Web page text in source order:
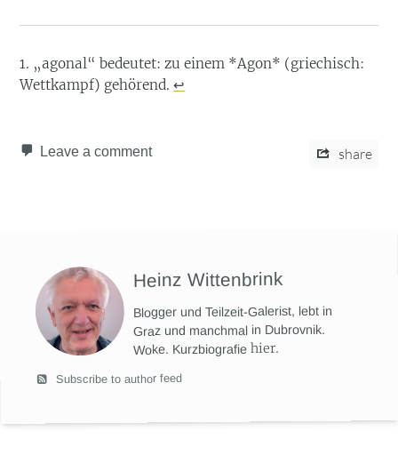
„agonal“ bedeutet: zu einem *Agon* (griechisch:
Wettkampf) gehörend.↩︎
Leave a comment share
Heinz Wittenbrink
Blogger und Teilzeit-Galerist, lebt in
Graz und manchmal in Dubrovnik.
Woke. Kurzbiografiehier.
Subscribe to author feed